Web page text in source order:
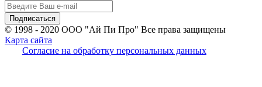
© 1998 - 2020 ООО "Ай Пи Про" Все права защищены
Карта сайта
Согласие на обработку персональных данных